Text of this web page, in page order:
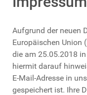
Aufgrund der neuen
Europäischen Union
die am 25.05.2018
hiermit darauf
E-Mail-Adresse in
gespeichert ist. Ihre